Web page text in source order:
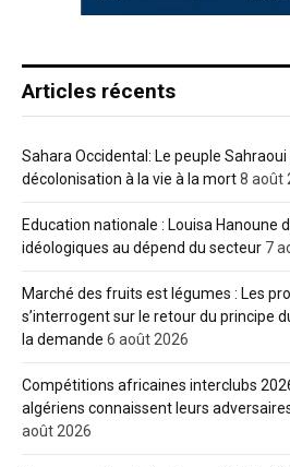
Articles récents
Sahara Occidental: Le peuple
décolonisation à la vie à la mort8 août
Education nationale : Louisa Hanoune
idéologiques au dépend du secteur 7
Marché des fruits est légumes : Les
s’interrogent sur le retour du principe
la demande 6 août 2026
Compétitions africaines interclubs
algériens connaissent leurs
août 2026